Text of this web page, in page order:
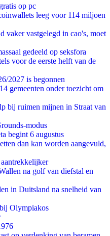
op pc
leeg voor 114 miljoen
vaker vastgelegd in cao's, moet
gedeeld op seksfora
voor de eerste helft van de
2027 is begonnen
gemeenten onder toezicht om
bij ruimen mijnen in Straat van
modus
begint 6 augustus
dan kan worden aangevuld,
na golf van diefstal en
in Duitsland na snelheid van
Olympiakos